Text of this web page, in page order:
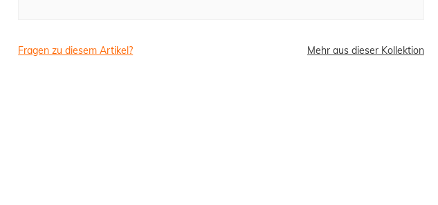
Fragen zu diesem Artikel? Mehr aus dieser Kollektion